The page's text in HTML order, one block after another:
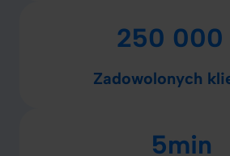
250 000
Zadowolonych
5min